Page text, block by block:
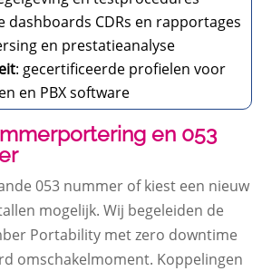
dashboards CDRs en rapportages
en prestatieanalyse
: gecertificeerde profielen voor
en PBX software
en 053
053 nummer of kiest een nieuw
mogelijk.​ Wij begeleiden de
Portability met zero downtime
omschakelmoment.​ Koppelingen